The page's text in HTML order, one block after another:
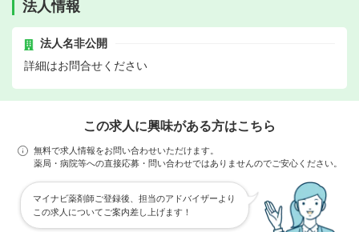
法人情報
法人名非公開
詳細はお問合せください
この求人に興味がある方はこちら
無料で求人情報をお問い合わせいただけます。
薬局・病院等への直接応募・問い合わせではありませんのでご安心ください。
マイナビ薬剤師ご登録後、担当のアドバイザーより
この求人についてご案内差し上げます！